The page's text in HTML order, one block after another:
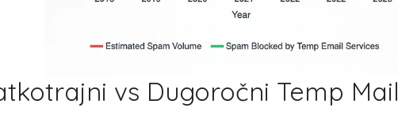
vs Dugoročni Temp Mail